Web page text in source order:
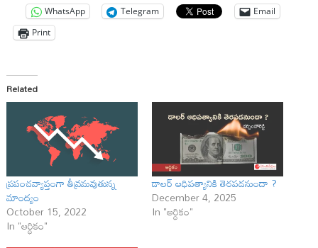
WhatsApp Telegram
Email
Print
Related
ప్రపంచవ్యాప్తంగా తీవ్రమవుతున్న
మాంద్యం
October 15, 2022
In "ఆర్ధికం"
డాలర్ ఆధిపత్యానికి తెరపడనుందా ?
December 4, 2025
In "ఆర్ధికం"